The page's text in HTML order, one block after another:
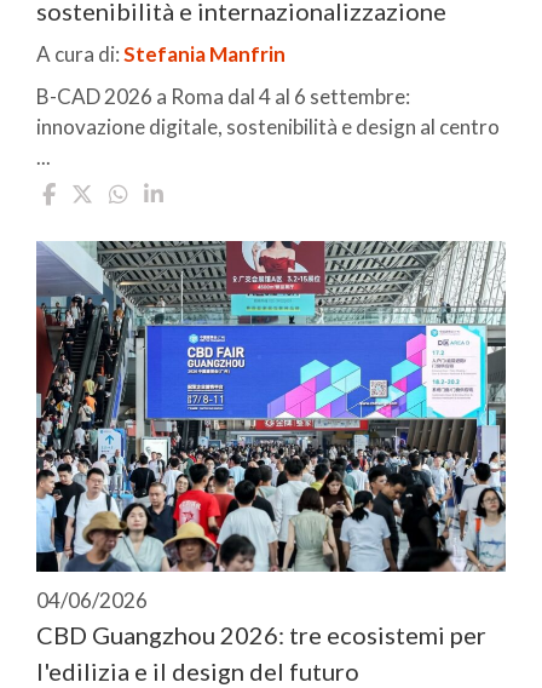
sostenibilità e internazionalizzazione
A cura di:Stefania Manfrin
B-CAD 2026 a Roma dal 4 al 6 settembre:
innovazione digitale, sostenibilità e design al centro
...
04/06/2026
CBD Guangzhou 2026: tre ecosistemi per
l'edilizia e il design del futuro